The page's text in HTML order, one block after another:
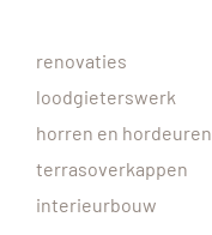
renovaties
loodgieterswerk
horren en hordeuren
terrasoverkappen
interieurbouw